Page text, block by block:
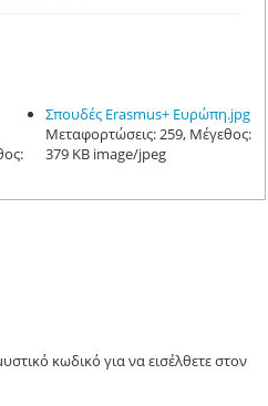
Σπουδές Erasmus+ Ευρώπη.jpg
Μεταφορτώσεις: 259, Μέγεθος:
379 KB image/jpeg
κωδικό για να εισέλθετε στον